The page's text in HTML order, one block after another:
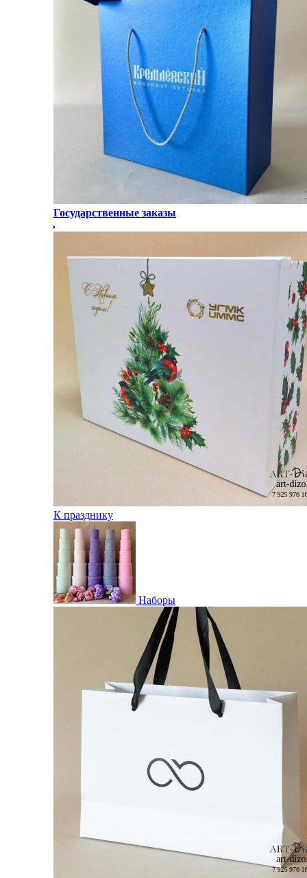
Государственные заказы
К празднику
Наборы